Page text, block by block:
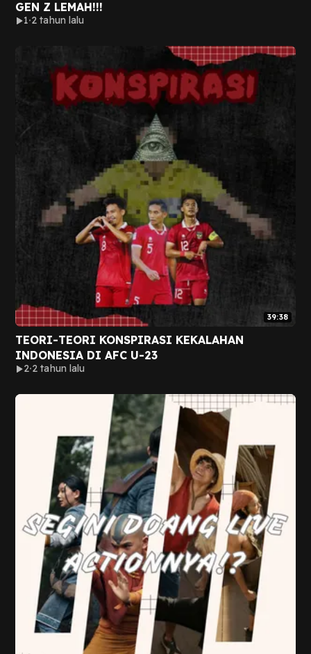
GEN Z LEMAH!!!
1 2 tahun lalu
39:38
TEORI-TEORI KONSPIRASI KEKALAHAN
INDONESIA DI AFC U-23
2 2 tahun lalu